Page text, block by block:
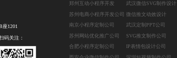
1201
码关注：
郑州互动小程序开发
苏州电商小程序开发公司
南京小程序定制公司
苏州网站优化推广公司
合肥小程序定制公司
武汉微信SVG制作设计
微信推文动效设计
武汉定制PPT公司
SVG推文制作公司
IP表情包设计公司